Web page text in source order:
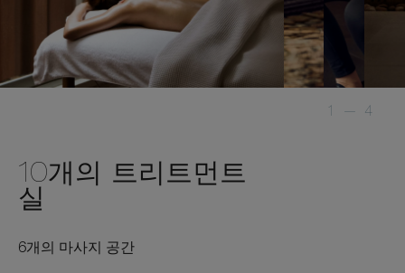
1 — 4
10개의 트리트먼트
실
6개의 마사지 공간